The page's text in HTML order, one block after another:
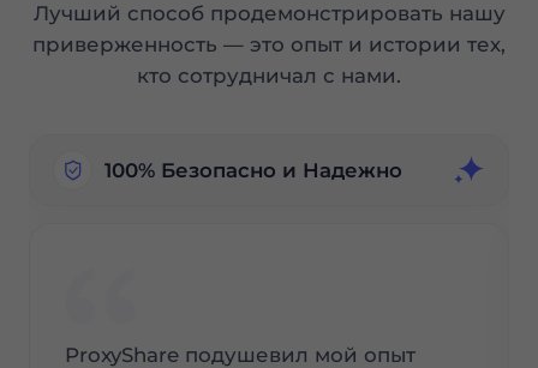
Лучший способ продемонстрировать нашу
приверженность — это опыт и истории тех,
кто сотрудничал с нами.
100% Безопасно и Надежно
ProxyShare подушевил мой опыт